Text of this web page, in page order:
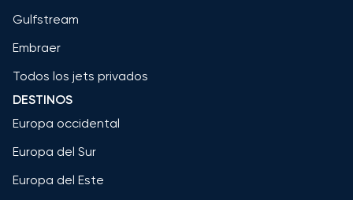
Gulfstream
Embraer
Todos los jets privados
DESTINOS
Europa occidental
Europa del Sur
Europa del Este